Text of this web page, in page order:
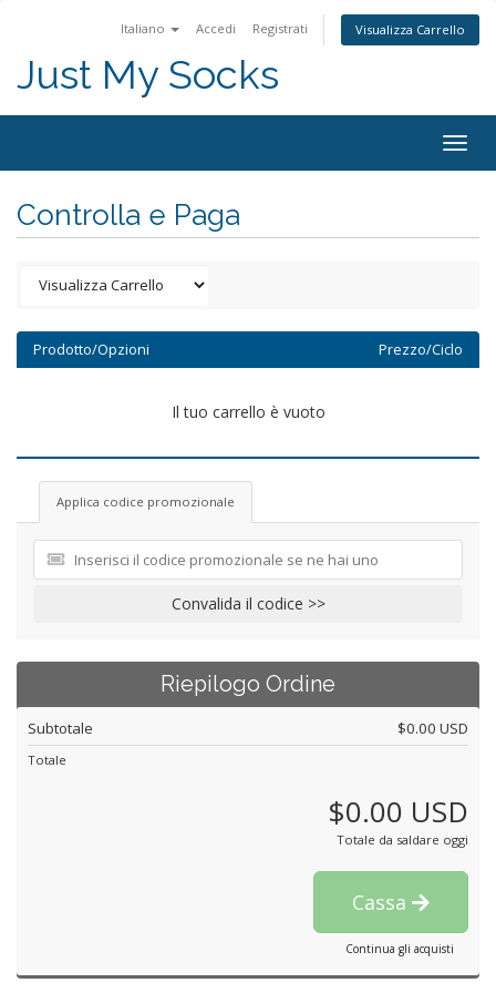
Italiano Accedi Registrati Visualizza Carrello
Just My Socks
Controlla e Paga
Prodotto/Opzioni Prezzo/Ciclo
Il tuo carrello è vuoto
Applica codice promozionale
Convalida il codice >>
Riepilogo Ordine
Subtotale $0.00 USD
Totale
$0.00 USD
Totale da saldare oggi
Cassa
Continua gli acquisti